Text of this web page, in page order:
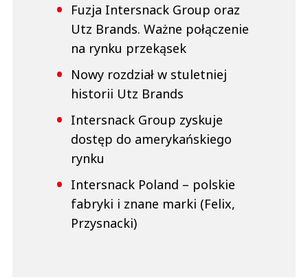
Fuzja Intersnack Group oraz
Utz Brands. Ważne połączenie
na rynku przekąsek
Nowy rozdział w stuletniej
historii Utz Brands
Intersnack Group zyskuje
dostęp do amerykańskiego
rynku
Intersnack Poland – polskie
fabryki i znane marki (Felix,
Przysnacki)